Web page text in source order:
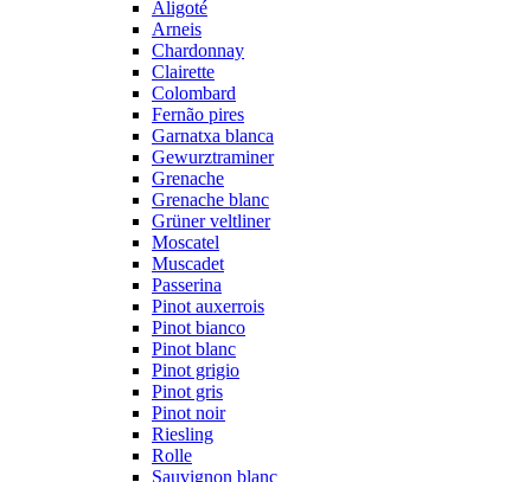
Aligoté
Arneis
Chardonnay
Clairette
Colombard
Fernão pires
Garnatxa blanca
Gewurztraminer
Grenache
Grenache blanc
Grüner veltliner
Moscatel
Muscadet
Passerina
Pinot auxerrois
Pinot bianco
Pinot blanc
Pinot grigio
Pinot gris
Pinot noir
Riesling
Rolle
Sauvignon blanc